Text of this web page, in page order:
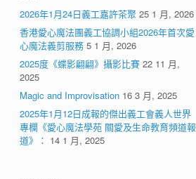
2026年1月24日義工嘉許茶聚 25 1 月, 2026
香港愛心魔法團義工協調小組2026年首次愛
心魔法義剪服務 5 1 月, 2026
2025度《蝶影翩翩》攝影比賽 22 11 月,
2025
Magic and Improvisation 16 3 月, 2025
2025年1月12日成報的傑出義工會義人世界
專欄《愛心魔法學苑 關愛及生命教育頻道報
道》： 14 1 月, 2025